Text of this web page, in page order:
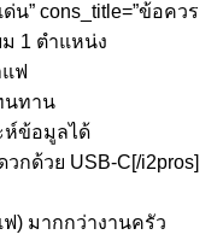
ด่น” cons_title=”ข้อควร
1 ตำแหน่ง
ฟ
นทาน
ห์ข้อมูลได้
กด้วย USB-C[/i2pros]
) มากกว่างานครัว